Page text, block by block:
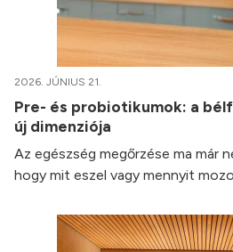
2026. JÚNIUS 21.
Pre- és probiotikumok: a
új dimenziója
Az egészség megőrzése ma már
hogy mit eszel vagy mennyit